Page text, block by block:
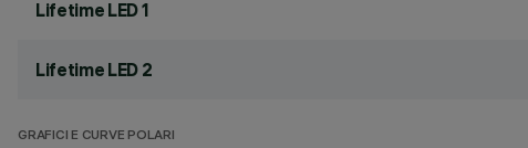
Lifetime LED 1
Lifetime LED 2
GRAFICI E CURVE POLARI